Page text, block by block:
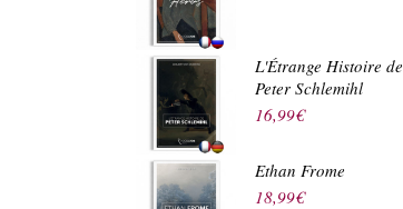
L'Étrange Histoire de
Peter Schlemihl
16,99€
Ethan Frome
18,99€